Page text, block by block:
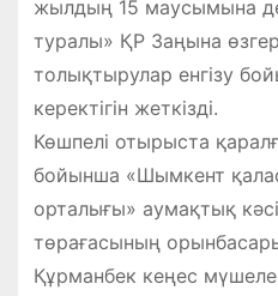
жылдың 15 маусымына
туралы» ҚР Заңына
толықтырулар енгізу
керектігін жеткізді.
Көшпелі отырыста
бойынша «Шымкент
орталығы» аумақтық
төрағасының
Құрманбек кеңес